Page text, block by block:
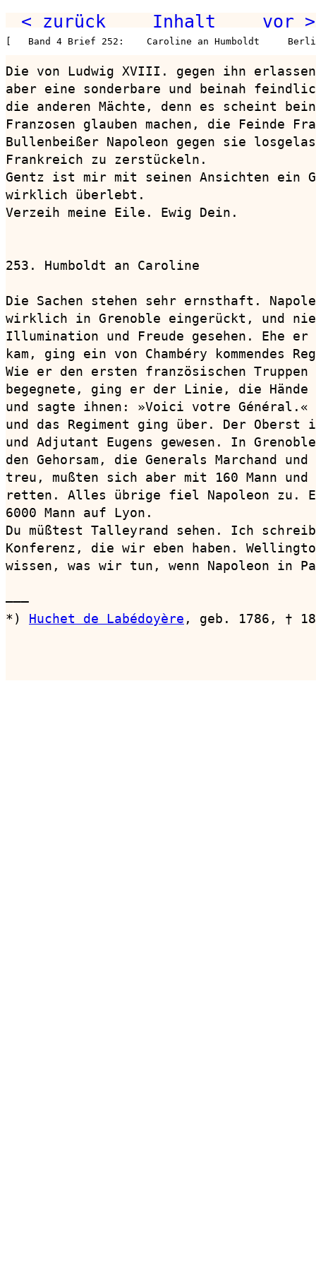
< zurück Inhalt vor >
[   Band 4 Brief 252:    Caroline an Humboldt
Die von Ludwig XVIII. gegen ihn
aber eine sonderbare und beinah
die anderen Mächte, denn es scheint
Franzosen glauben machen, die Feinde
Bullenbeißer Napoleon gegen sie
Frankreich zu zerstückeln.
Gentz ist mir mit seinen Ansichten ein
wirklich überlebt.
Verzeih meine Eile. Ewig Dein.
253. Humboldt an Caroline
Die Sachen stehen sehr ernsthaft.
wirklich in Grenoble eingerückt, und nie
Illumination und Freude gesehen. Ehe er
kam, ging ein von Chambéry kommendes
Wie er den ersten französischen Truppen
begegnete, ging er der Linie, die Hände
und sagte ihnen: »Voici votre Général.«
und das Regiment ging über. Der
und Adjutant Eugens gewesen. In
den Gehorsam, die Generals Marchand
treu, mußten sich aber mit 160 Mann und
retten. Alles übrige fiel Napoleon zu.
6000 Mann auf Lyon.
Du müßtest Talleyrand sehen. Ich
Konferenz, die wir eben haben.
wissen, was wir tun, wenn Napoleon in
———
*) Huchet de Labédoyère , geb. 1786, †